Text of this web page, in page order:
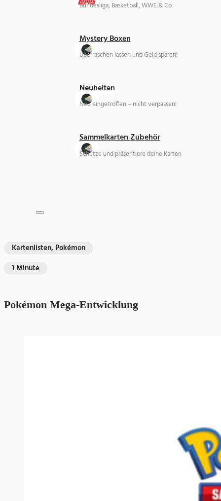
Bundesliga, Basketball, WWE & Co
Mystery Boxen
Überraschen lassen und Geld sparen!
Neuheiten
Neu eingetroffen – nicht verpassen!
Sammelkarten Zubehör
Schütze und präsentiere deine Karten
Pokémon Mega-Entwicklung
Kartenlisten, Pokémon
1 Minute